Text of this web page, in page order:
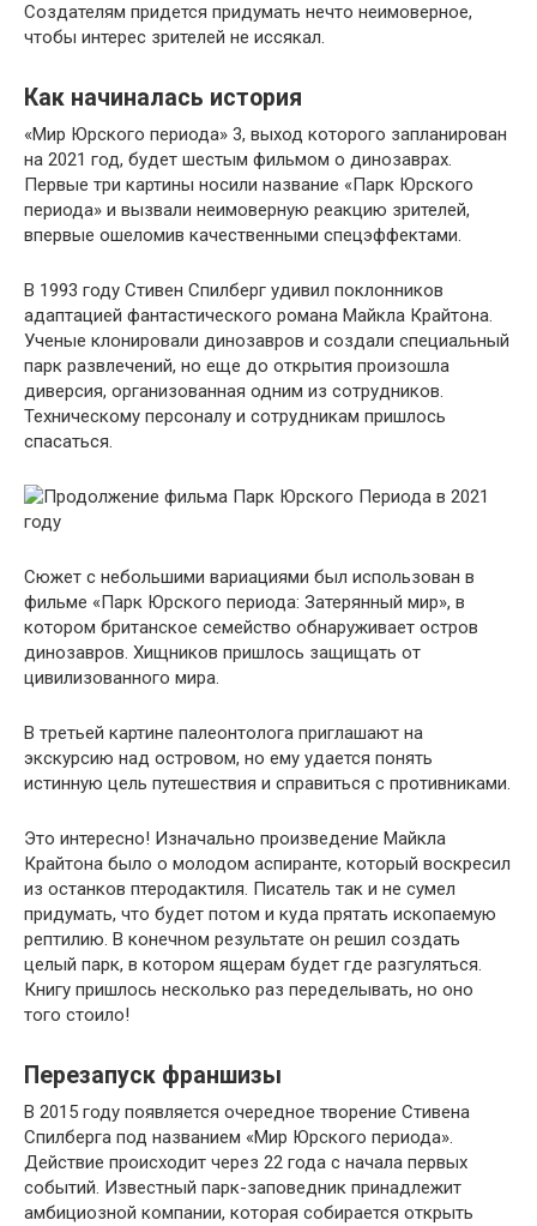
Создателям придется придумать нечто неимоверное,
чтобы интерес зрителей не иссякал.
Как начиналась история
«Мир Юрского периода» 3, выход которого запланирован
на 2021 год, будет шестым фильмом о динозаврах.
Первые три картины носили название «Парк Юрского
периода» и вызвали неимоверную реакцию зрителей,
впервые ошеломив качественными спецэффектами.
В 1993 году Стивен Спилберг удивил поклонников
адаптацией фантастического романа Майкла Крайтона.
Ученые клонировали динозавров и создали специальный
парк развлечений, но еще до открытия произошла
диверсия, организованная одним из сотрудников.
Техническому персоналу и сотрудникам пришлось
спасаться.
Сюжет с небольшими вариациями был использован в
фильме «Парк Юрского периода: Затерянный мир», в
котором британское семейство обнаруживает остров
динозавров. Хищников пришлось защищать от
цивилизованного мира.
В третьей картине палеонтолога приглашают на
экскурсию над островом, но ему удается понять
истинную цель путешествия и справиться с противниками.
Это интересно! Изначально произведение Майкла
Крайтона было о молодом аспиранте, который воскресил
из останков птеродактиля. Писатель так и не сумел
придумать, что будет потом и куда прятать ископаемую
рептилию. В конечном результате он решил создать
целый парк, в котором ящерам будет где разгуляться.
Книгу пришлось несколько раз переделывать, но оно
того стоило!
Перезапуск франшизы
В 2015 году появляется очередное творение Стивена
Спилберга под названием «Мир Юрского периода».
Действие происходит через 22 года с начала первых
событий. Известный парк-заповедник принадлежит
амбициозной компании, которая собирается открыть